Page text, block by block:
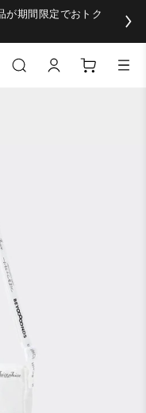
が期間限定でおトク